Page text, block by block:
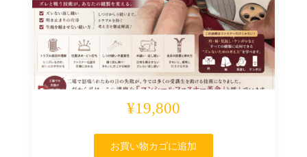
¥19,800
お買い物カゴに追加